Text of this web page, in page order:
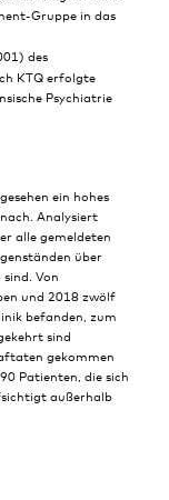
Gruppe in das
des
KTQ erfolgte
Psychiatrie
ein hohes
Analysiert
alle gemeldeten
über
Von
und 2018 zwölf
befanden, zum
sind
gekommen
Patienten, die sich
außerhalb